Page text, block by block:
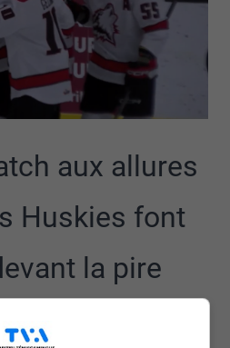
aux allures
Huskies font
la pire
Ligue.